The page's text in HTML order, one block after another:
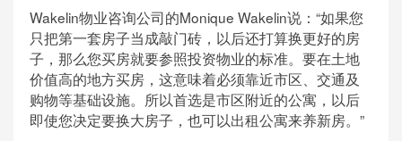
Wakelin物业咨询公司的Monique Wakelin说：“如果您
只把第一套房子当成敲门砖，以后还打算换更好的房
子，那么您买房就要参照投资物业的标准。要在土地
价值高的地方买房，这意味着必须靠近市区、交通及
购物等基础设施。所以首选是市区附近的公寓，以后
即使您决定要换大房子，也可以出租公寓来养新房。”